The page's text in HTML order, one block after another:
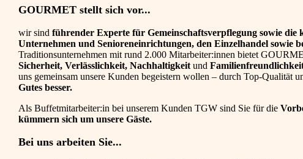
GOURMET stellt sich vor...
wir sind führender Experte für Gemeinschaftsverpflegung sowie
Unternehmen und Senioreneinrichtungen, den Einzelhandel sowie
Traditionsunternehmen mit rund 2.000 Mitarbeiter:innen bietet
Sicherheit, Verlässlichkeit, Nachhaltigkeit und
uns gemeinsam unsere Kunden begeistern wollen – durch Top-Qualität
Gutes besser.
Als Buffetmitarbeiter:in bei unserem Kunden TGW sind Sie für die
kümmern sich um unsere Gäste.
Bei uns arbeiten Sie...